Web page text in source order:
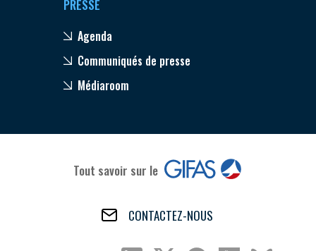
PRESSE
Agenda
Communiqués de presse
Médiaroom
Tout savoir sur le
CONTACTEZ-NOUS